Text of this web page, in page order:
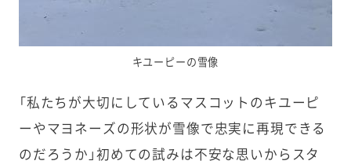
キユーピーの雪像
「私たちが大切にしているマスコットのキユーピ
ーやマヨネーズの形状が雪像で忠実に再現できる
のだろうか」初めての試みは不安な思いからスタ